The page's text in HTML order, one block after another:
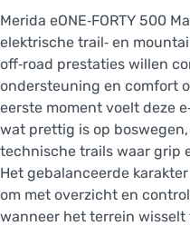
Merida eONE‑FORTY 500
elektrische trail‑ en
off‑road prestaties willen
ondersteuning en comfort
eerste moment voelt deze
wat prettig is op
technische trails waar grip
Het gebalanceerde karakter
om met overzicht en
wanneer het terrein wisselt